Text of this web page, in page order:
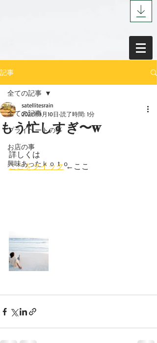
記事
全ての記事
プライベートの事
お店の事
興味あったｋｏｔｏ
全ての記事
もう忙しすぎ〜w
satellitesrain
2021年3月10日 読了時間: 1分
詳しくは
ここをクイック ←ここ